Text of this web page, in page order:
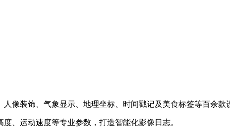
像装饰、气象显示、地理坐标、时间戳记及美食标签等百余款
、运动速度等专业参数，打造智能化影像日志。